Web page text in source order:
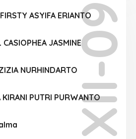
XII-09
ASYIFA ERIANTO
CASIOPHEA JASMINE
NURHINDARTO
KIRANI PUTRI PURWANTO